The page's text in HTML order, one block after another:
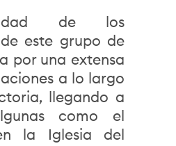
de los
este grupo de
por una extensa
a lo largo
llegando a
como el
la Iglesia del